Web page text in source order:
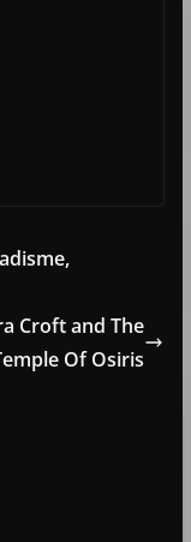
Croft and The
Of Osiris